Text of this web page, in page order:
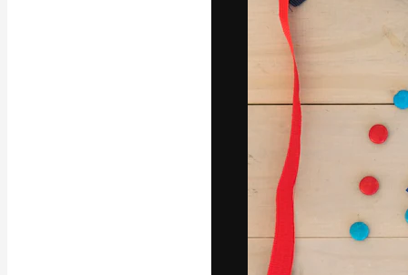
La plataforma
trabajo. Más
entre